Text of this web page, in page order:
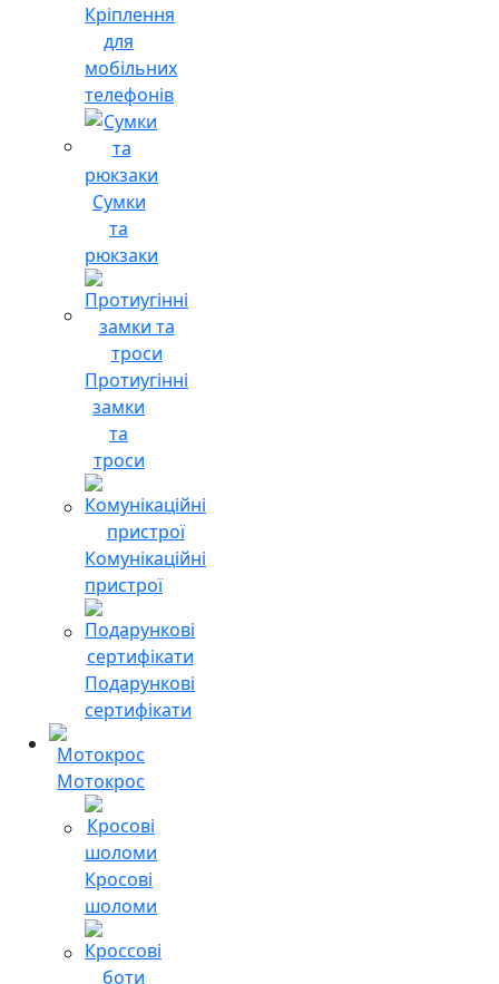
Кріплення
для
мобільних
телефонів
Сумки
та
рюкзаки
Протиугінні
замки
та
троси
Комунікаційні
пристрої
Подарункові
сертифікати
Мотокрос
Кросові
шоломи